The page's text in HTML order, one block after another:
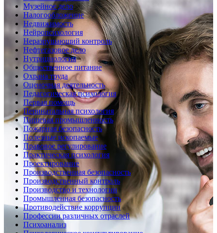
Музейное дело
Налогообложение
Недвижимость
Нейропсихология
Неразрушающий контроль
Нефтегазовое дело
Нутрициология
Общественное питание
Охрана труда
Оценочная деятельность
Педагогическая психология
Первая помощь
Перинатальная психология
Пищевая промышленность
Пожарная безопасность
Полезные ископаемые
Правовое регулирование
Практическая психология
Проектирование
Производственная безопасность
Производственный контроль
Производство и технологии
Промышленная безопасность
Противодействие коррупции
Профессии различных отраслей
Психоанализ